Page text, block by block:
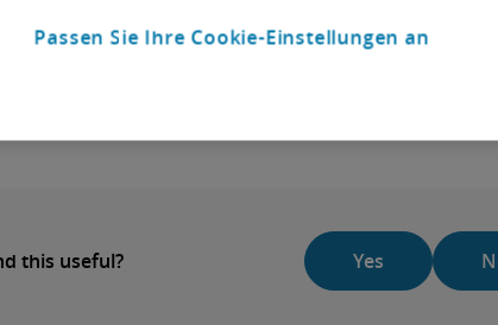
this useful? Yes
Passen Sie Ihre Cookie-Einstellungen an